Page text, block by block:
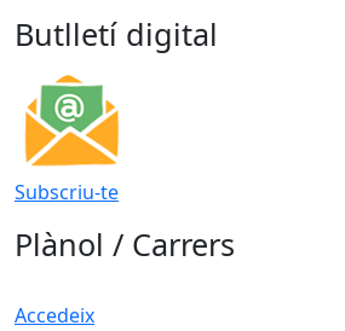
Butlletí digital
Subscriu-te
Plànol / Carrers
Accedeix